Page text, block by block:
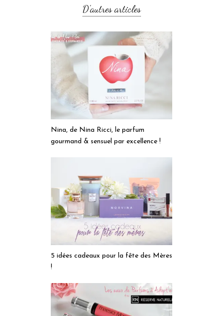
D'autres articles
Nina, de Nina Ricci, le parfum
gourmand & sensuel par excellence !
5 idées cadeaux pour la fête des Mères
!